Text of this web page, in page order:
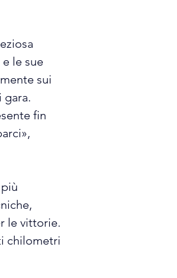
le sue
sui
gara.
fin
le vittorie.
chilometri